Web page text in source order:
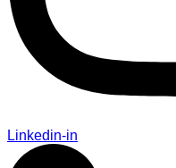
Linkedin-in